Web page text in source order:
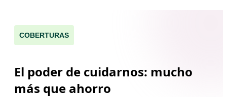
COBERTURAS
El poder de cuidarnos: mucho
más que ahorro